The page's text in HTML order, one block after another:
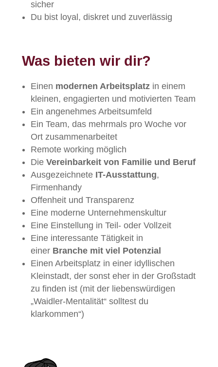
sicher
Du bist loyal, diskret und zuverlässig
Was bieten wir dir?
Einen modernen Arbeitsplatz in einem
kleinen, engagierten und motivierten Team
Ein angenehmes Arbeitsumfeld
Ein Team, das mehrmals pro Woche vor
Ort zusammenarbeitet
Remote working möglich
Die Vereinbarkeit von Familie und Beruf
Ausgezeichnete IT-Ausstattung,
Firmenhandy
Offenheit und Transparenz
Eine moderne Unternehmenskultur
Eine Einstellung in Teil- oder Vollzeit
Eine interessante Tätigkeit in
einer Branche mit viel Potenzial
Einen Arbeitsplatz in einer idyllischen
Kleinstadt, der sonst eher in der Großstadt
zu finden ist (mit der liebenswürdigen
„Waidler-Mentalität“ solltest du
klarkommen“)